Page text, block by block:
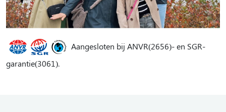
Aangesloten bij ANVR(2656)- en SGR-
garantie(3061).